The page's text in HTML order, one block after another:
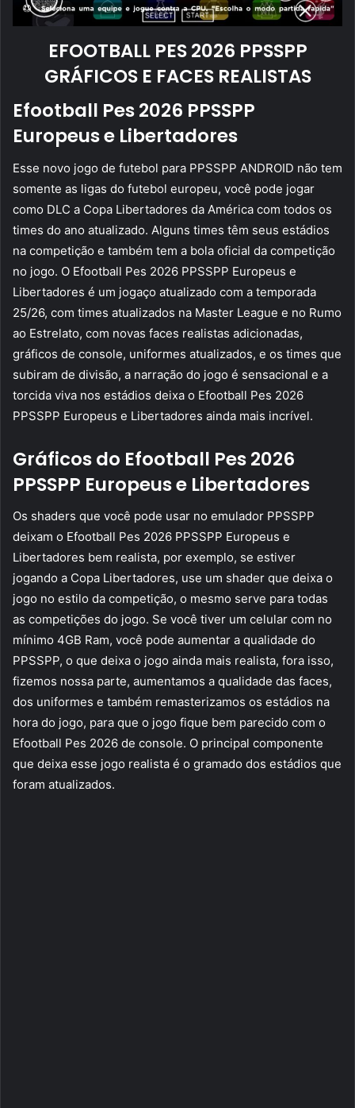
EFOOTBALL PES 2026 PPSSPP
GRÁFICOS E FACES REALISTAS
Efootball Pes 2026 PPSSPP
Europeus e Libertadores
Esse novo jogo de futebol para PPSSPP ANDROID não tem
somente as ligas do futebol europeu, você pode jogar
como DLC a Copa Libertadores da América com todos os
times do ano atualizado. Alguns times têm seus estádios
na competição e também tem a bola oficial da competição
no jogo. O Efootball Pes 2026 PPSSPP Europeus e
Libertadores é um jogaço atualizado com a temporada
25/26, com times atualizados na Master League e no Rumo
ao Estrelato, com novas faces realistas adicionadas,
gráficos de console, uniformes atualizados, e os times que
subiram de divisão, a narração do jogo é sensacional e a
torcida viva nos estádios deixa o Efootball Pes 2026
PPSSPP Europeus e Libertadores ainda mais incrível.
Gráficos do Efootball Pes 2026
PPSSPP Europeus e Libertadores
Os shaders que você pode usar no emulador PPSSPP
deixam o Efootball Pes 2026 PPSSPP Europeus e
Libertadores bem realista, por exemplo, se estiver
jogando a Copa Libertadores, use um shader que deixa o
jogo no estilo da competição, o mesmo serve para todas
as competições do jogo. Se você tiver um celular com no
mínimo 4GB Ram, você pode aumentar a qualidade do
PPSSPP, o que deixa o jogo ainda mais realista, fora isso,
fizemos nossa parte, aumentamos a qualidade das faces,
dos uniformes e também remasterizamos os estádios na
hora do jogo, para que o jogo fique bem parecido com o
Efootball Pes 2026 de console. O principal componente
que deixa esse jogo realista é o gramado dos estádios que
foram atualizados.